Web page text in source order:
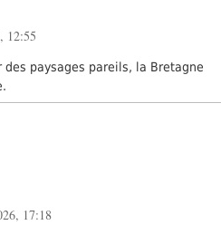
12:55
paysages pareils, la Bretagne
17:18